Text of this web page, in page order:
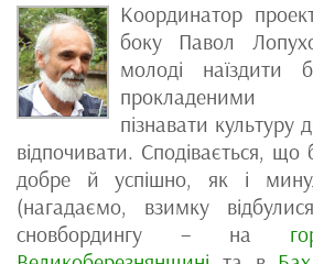
Координатор
боку Павол
молоді наїздити
пізнавати культуру
відпочивати. Сподівається,
добре й успішно, як і
(нагадаємо, взимку
сновбордингу – на